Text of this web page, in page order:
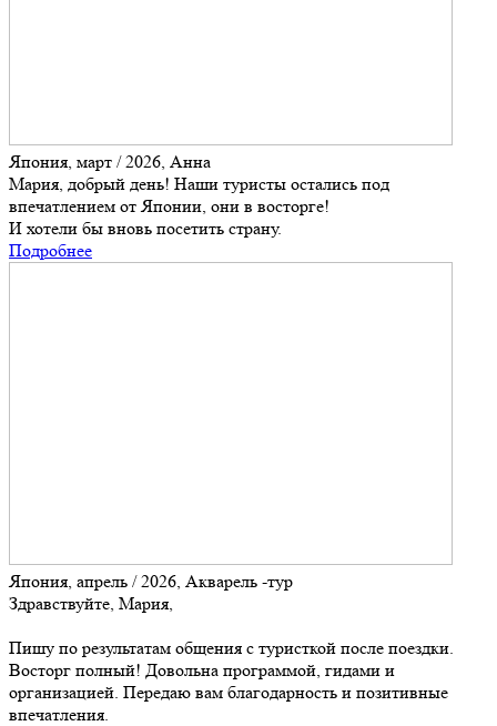
Япония, март / 2026, Анна
Мария, добрый день! Наши туристы остались под
впечатлением от Японии, они в восторге!
И хотели бы вновь посетить страну.
Подробнее
Япония, апрель / 2026, Акварель -тур
Здравствуйте, Мария,
Пишу по результатам общения с туристкой после поездки.
Восторг полный! Довольна программой, гидами и
организацией. Передаю вам благодарность и позитивные
впечатления.